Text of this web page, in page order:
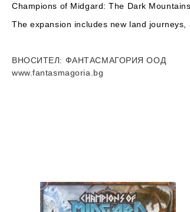
Champions of Midgard: The Dark Mountains
The expansion includes new land
ВНОСИТЕЛ: ФАНТАСМАГОРИЯ ООД
www.fantasmagoria.bg